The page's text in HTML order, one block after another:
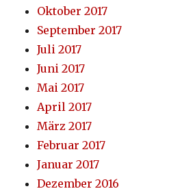
Oktober 2017
September 2017
Juli 2017
Juni 2017
Mai 2017
April 2017
März 2017
Februar 2017
Januar 2017
Dezember 2016